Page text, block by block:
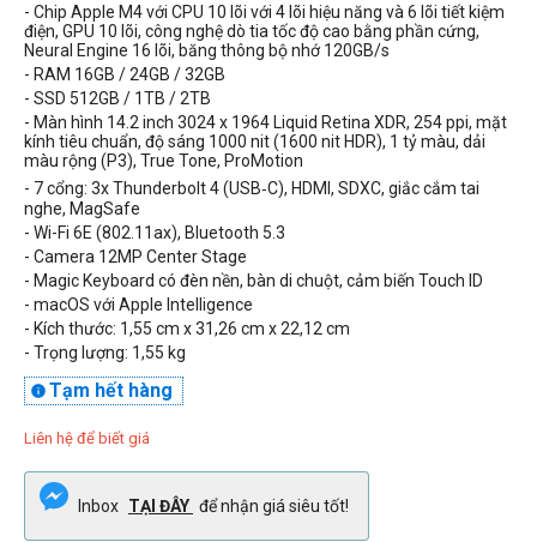
- Chip Apple M4 với CPU 10 lõi với 4 lõi hiệu năng và 6 lõi tiết kiệm
điện, GPU 10 lõi, công nghệ dò tia tốc độ cao bằng phần cứng,
Neural Engine 16 lõi, băng thông bộ nhớ 120GB/s
- RAM 16GB / 24GB / 32GB
- SSD 512GB / 1TB / 2TB
- Màn hình 14.2 inch 3024 x 1964 Liquid Retina XDR, 254 ppi, mặt
kính tiêu chuẩn, độ sáng 1000 nit (1600 nit HDR), 1 tỷ màu, dải
màu rộng (P3), True Tone, ProMotion
- 7 cổng: 3x Thunderbolt 4 (USB‑C), HDMI, SDXC, giắc cắm tai
nghe, MagSafe
- Wi-Fi 6E (802.11ax), Bluetooth 5.3
- Camera 12MP Center Stage
- Magic Keyboard có đèn nền, bàn di chuột, cảm biến Touch ID
- macOS với Apple Intelligence
- Kích thước: 1,55 cm x 31,26 cm x 22,12 cm
- Trọng lượng: 1,55 kg
Tạm hết hàng

Liên hệ để biết giá
Inbox TẠI ĐÂY để nhận giá siêu tốt!